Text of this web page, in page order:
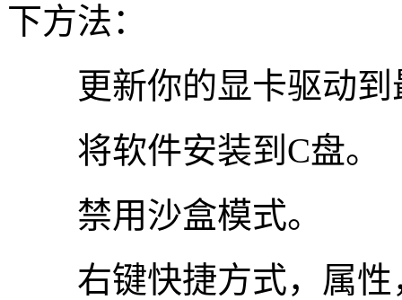
下方法：
更新你的显卡驱动到
将软件安装到C盘。
禁用沙盒模式。
右键快捷方式，属性